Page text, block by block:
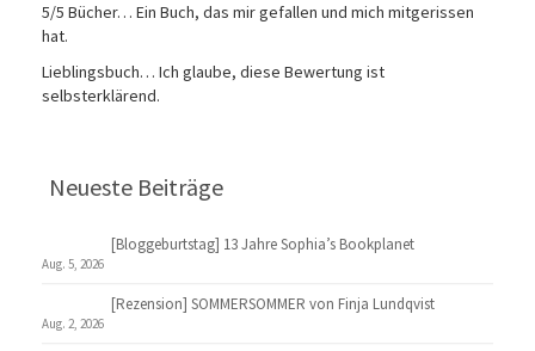
5/5 Bücher… Ein Buch, das mir gefallen und mich mitgerissen
hat.
Lieblingsbuch… Ich glaube, diese Bewertung ist
selbsterklärend.
Neueste Beiträge
[Bloggeburtstag] 13 Jahre Sophia’s Bookplanet
Aug. 5, 2026
[Rezension] SOMMERSOMMER von Finja Lundqvist
Aug. 2, 2026